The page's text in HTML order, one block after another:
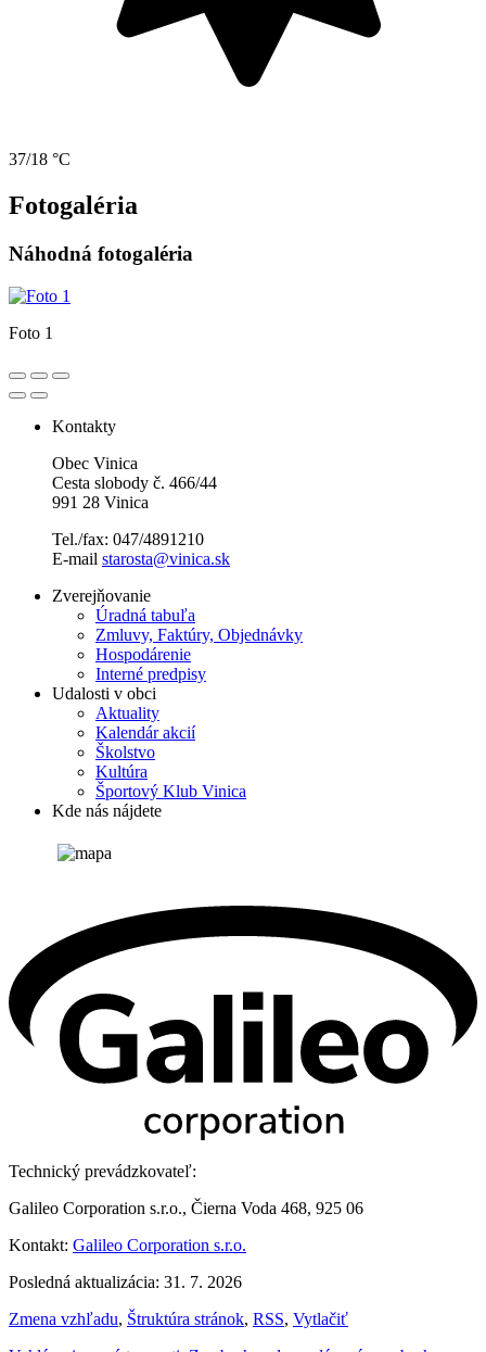
37/18 °C
Fotogaléria
Náhodná fotogaléria
Foto 1
Kontakty
Obec Vinica
Cesta slobody č. 466/44
991 28 Vinica
Tel./fax: 047/4891210
E-mail starosta@vinica.sk
Zverejňovanie
Úradná tabuľa
Zmluvy, Faktúry, Objednávky
Hospodárenie
Interné predpisy
Udalosti v obci
Aktuality
Kalendár akcií
Školstvo
Kultúra
Športový Klub Vinica
Kde nás nájdete
Technický prevádzkovateľ:
Galileo Corporation s.r.o., Čierna Voda 468, 925 06
Kontakt: Galileo Corporation s.r.o.
Posledná aktualizácia: 31. 7. 2026
Zmena vzhľadu, Štruktúra stránok, RSS, Vytlačiť